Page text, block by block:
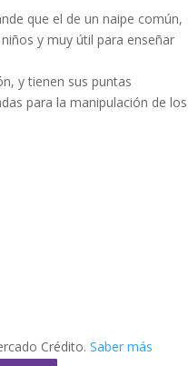
que el de un naipe común,
y muy útil para enseñar
y tienen sus puntas
para la manipulación de los
Crédito. Saber más